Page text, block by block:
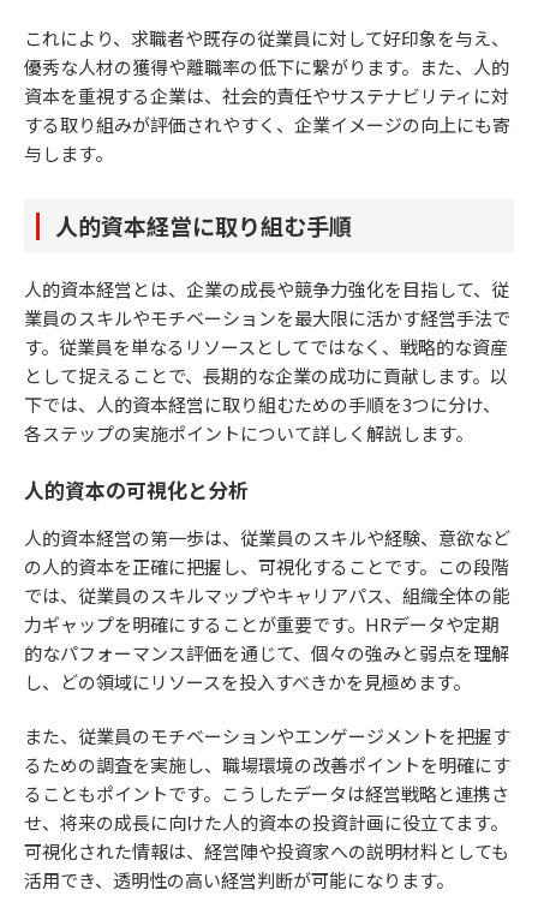
これにより、求職者や既存の従業員に対して好印象を与え、
優秀な人材の獲得や離職率の低下に繋がります。また、人的
資本を重視する企業は、社会的責任やサステナビリティに対
する取り組みが評価されやすく、企業イメージの向上にも寄
与します。
人的資本経営に取り組む手順
人的資本経営とは、企業の成長や競争力強化を目指して、従
業員のスキルやモチベーションを最大限に活かす経営手法で
す。従業員を単なるリソースとしてではなく、戦略的な資産
として捉えることで、長期的な企業の成功に貢献します。以
下では、人的資本経営に取り組むための手順を3つに分け、
各ステップの実施ポイントについて詳しく解説します。
人的資本の可視化と分析
人的資本経営の第一歩は、従業員のスキルや経験、意欲など
の人的資本を正確に把握し、可視化することです。この段階
では、従業員のスキルマップやキャリアパス、組織全体の能
力ギャップを明確にすることが重要です。HRデータや定期
的なパフォーマンス評価を通じて、個々の強みと弱点を理解
し、どの領域にリソースを投入すべきかを見極めます。
また、従業員のモチベーションやエンゲージメントを把握す
るための調査を実施し、職場環境の改善ポイントを明確にす
ることもポイントです。こうしたデータは経営戦略と連携さ
せ、将来の成長に向けた人的資本の投資計画に役立てます。
可視化された情報は、経営陣や投資家への説明材料としても
活用でき、透明性の高い経営判断が可能になります。